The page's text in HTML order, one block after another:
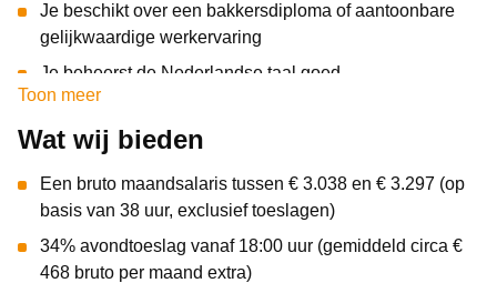
Je beschikt over een bakkersdiploma of aantoonbare
gelijkwaardige werkervaring
Je beheerst de Nederlandse taal goed
Je bent beschikbaar voor 30,4 uur of 38 uur per week
Toon meer
Wat wij bieden
Een bruto maandsalaris tussen € 3.038 en € 3.297 (op
basis van 38 uur, exclusief toeslagen)
34% avondtoeslag vanaf 18:00 uur (gemiddeld circa €
468 bruto per maand extra)